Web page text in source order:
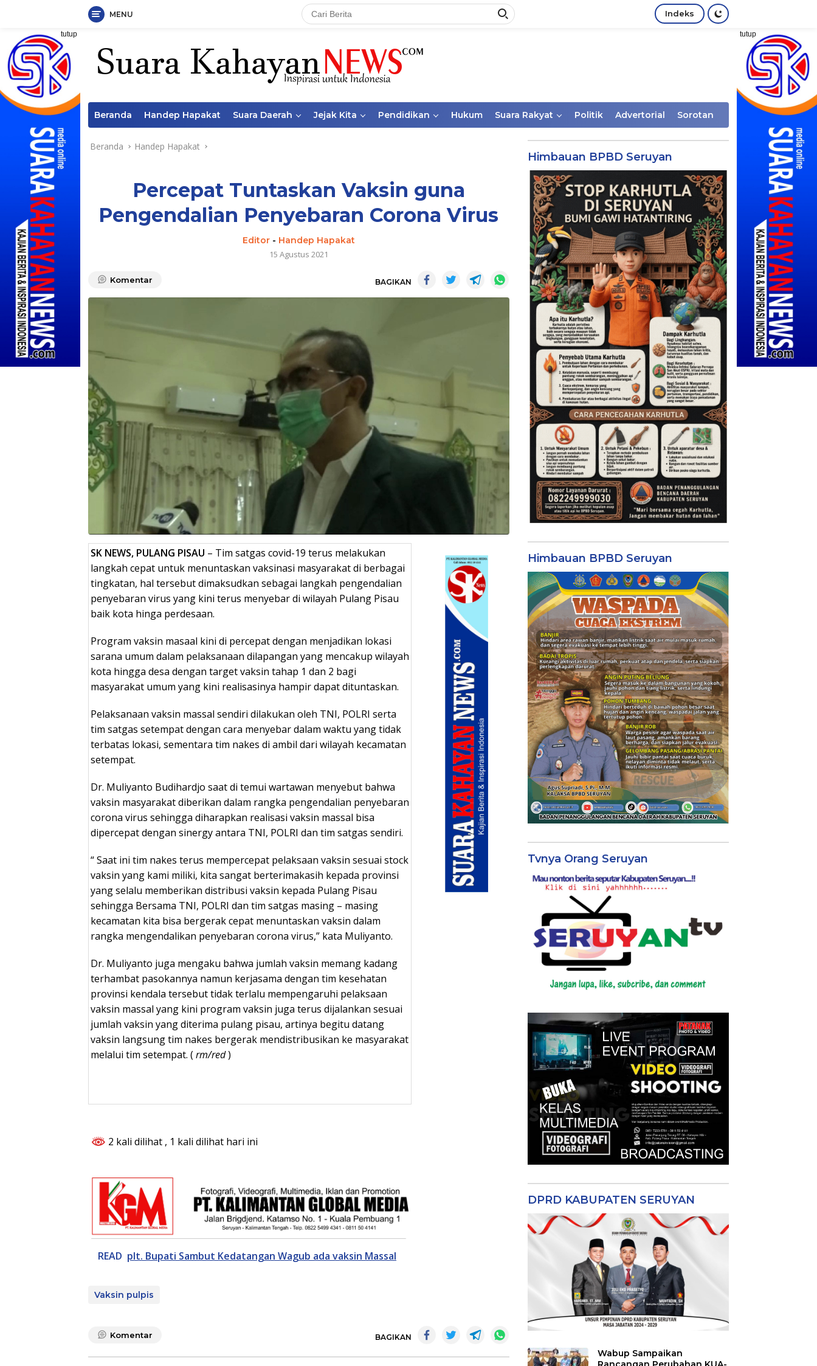
Langsung
konten
MENU Indeks
tutup tutup
Beranda Handep Hapakat Suara Daerah Jejak Kita Pendidikan Hukum Suara Rakyat Politik Advertorial Sorotan
Beranda Handep Hapakat
Percepat Tuntaskan Vaksin guna
Pengendalian Penyebaran Corona Virus
Editor- Handep Hapakat
15 Agustus 2021
Komentar BAGIKAN
SK NEWS, PULANG PISAU – Tim satgas covid-19 terus melakukan
langkah cepat untuk menuntaskan vaksinasi masyarakat di berbagai
tingkatan, hal tersebut dimaksudkan sebagai langkah pengendalian
penyebaran virus yang kini terus menyebar di wilayah Pulang Pisau
baik kota hinga perdesaan.
Program vaksin masaal kini di percepat dengan menjadikan lokasi
sarana umum dalam pelaksanaan dilapangan yang mencakup wilayah
kota hingga desa dengan target vaksin tahap 1 dan 2 bagi
masyarakat umum yang kini realisasinya hampir dapat dituntaskan.
Pelaksanaan vaksin massal sendiri dilakukan oleh TNI, POLRI serta
tim satgas setempat dengan cara menyebar dalam waktu yang tidak
terbatas lokasi, sementara tim nakes di ambil dari wilayah kecamatan
setempat.
Dr. Muliyanto Budihardjo saat di temui wartawan menyebut bahwa
vaksin masyarakat diberikan dalam rangka pengendalian penyebaran
corona virus sehingga diharapkan realisasi vaksin massal bisa
dipercepat dengan sinergy antara TNI, POLRI dan tim satgas sendiri.
“ Saat ini tim nakes terus mempercepat pelaksaan vaksin sesuai stock
vaksin yang kami miliki, kita sangat berterimakasih kepada provinsi
yang selalu memberikan distribusi vaksin kepada Pulang Pisau
sehingga Bersama TNI, POLRI dan tim satgas masing – masing
kecamatan kita bisa bergerak cepat menuntaskan vaksin dalam
rangka mengendalikan penyebaran corona virus,” kata Muliyanto.
Dr. Muliyanto juga mengaku bahwa jumlah vaksin memang kadang
terhambat pasokannya namun kerjasama dengan tim kesehatan
provinsi kendala tersebut tidak terlalu mempengaruhi pelaksaan
vaksin massal yang kini program vaksin juga terus dijalankan sesuai
jumlah vaksin yang diterima pulang pisau, artinya begitu datang
vaksin langsung tim nakes bergerak mendistribusikan ke masyarakat
melalui tim setempat. (rm/red)
2 kali dilihat , 1 kali dilihat hari ini
READ plt. Bupati Sambut Kedatangan Wagub ada vaksin Massal
Vaksin pulpis
Komentar BAGIKAN
Himbauan BPBD Seruyan
Himbauan BPBD Seruyan
Tvnya Orang Seruyan
DPRD KABUPATEN SERUYAN
Wabup Sampaikan